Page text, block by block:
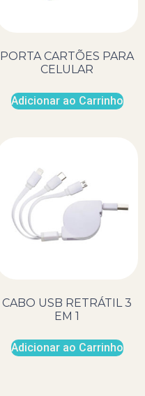
PORTA CARTÕES PARA
CELULAR
Adicionar ao Carrinho
CABO USB RETRÁTIL 3
EM 1
Adicionar ao Carrinho